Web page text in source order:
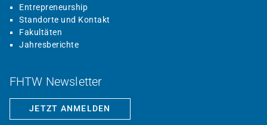
Entrepreneurship
Standorte und Kontakt
Fakultäten
Jahresberichte
FHTW Newsletter
JETZT ANMELDEN